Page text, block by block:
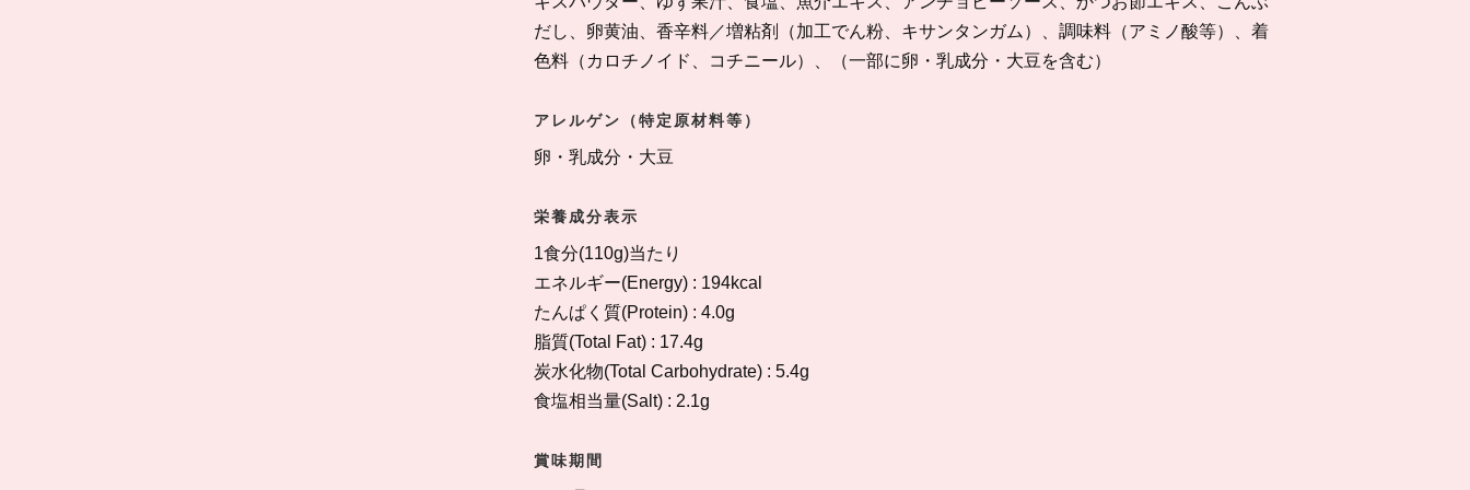
だし、卵黄油、香辛料／増粘剤（加工でん粉、キサンタンガム）、調味料（アミノ酸等）、着
色料（カロチノイド、コチニール）、（一部に卵・乳成分・大豆を含む）
アレルゲン（特定原材料等）
卵・乳成分・大豆
栄養成分表示
1食分(110g)当たり
エネルギー(Energy) : 194kcal
たんぱく質(Protein) : 4.0g
脂質(Total Fat) : 17.4g
炭水化物(Total Carbohydrate) : 5.4g
食塩相当量(Salt) : 2.1g
賞味期間